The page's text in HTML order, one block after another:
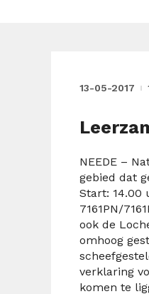
13-05-2017
NEEDE –
gebied dat
Start: 14.00
7161PN/
ook de
omhoog
verklaring
komen te